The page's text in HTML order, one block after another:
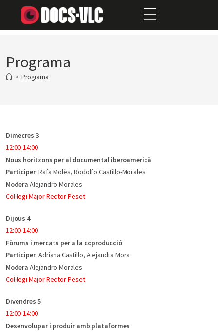
Programa
> Programa
Dimecres 3
12:00-14:00
Nous horitzons per al documental iberoamericà
Participen Rafa Molès, Rodolfo Castillo-Morales
Modera Alejandro Morales
Col·legi Major Rector Peset
Dijous 4
12:00-14:00
Fòrums i mercats per a la coproducció
Participen Adriana Castillo, Alejandra Mora
Modera Alejandro Morales
Col·legi Major Rector Peset
Divendres 5
12:00-14:00
Desenvolupar i produir amb plataformes